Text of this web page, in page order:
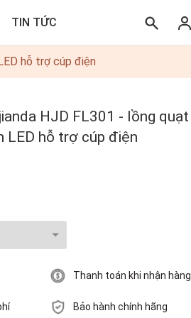
TIN TỨC
hỗ trợ cúp điện
HJD FL301 - lồng quạt
LED hỗ trợ cúp điện
Thanh toán khi nhận hàng
Bảo hành chính hãng